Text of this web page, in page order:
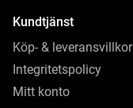
Kundtjänst
Köp- & leveransvillkor
Integritetspolicy
Mitt konto